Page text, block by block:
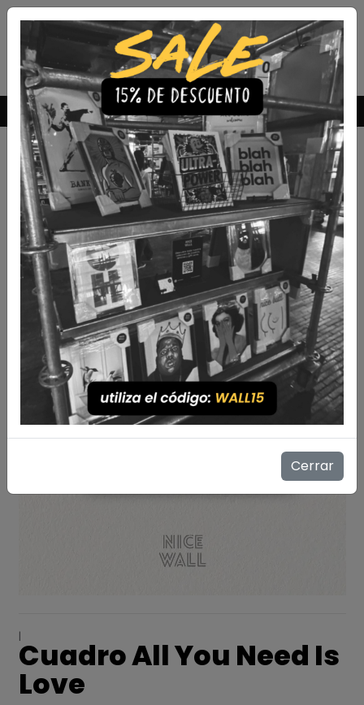
Envío Gratis a todo Chile comprando 3 o más productos
|
Cuadro All You Need Is
Love
Cerrar